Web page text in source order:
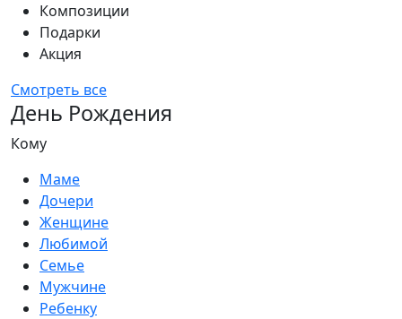
Композиции
Подарки
Акция
Смотреть все
День Рождения
Кому
Маме
Дочери
Женщине
Любимой
Семье
Мужчине
Ребенку